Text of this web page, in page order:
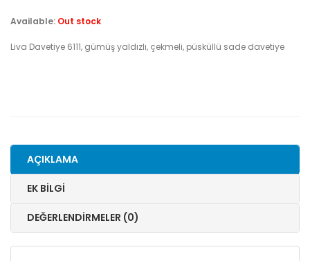
Available: Out stock
Liva Davetiye 6111, gümüş yaldızlı, çekmeli, püsküllü sade davetiye
AÇIKLAMA
EK BILGI
DEĞERLENDIRMELER (0)